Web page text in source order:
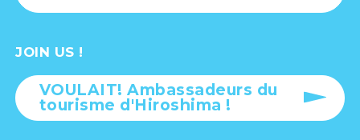
JOIN US !
VOULAIT! Ambassadeurs du
tourisme d'Hiroshima !